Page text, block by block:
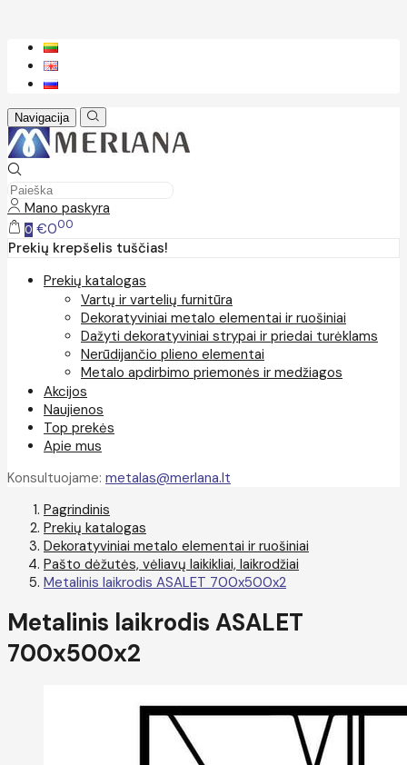
Navigacija
Mano paskyra
0 €000
Prekių krepšelis tuščias!
Prekių katalogas
Vartų ir vartelių furnitūra
Dekoratyviniai metalo elementai ir ruošiniai
Dažyti dekoratyviniai strypai ir priedai turėklams
Nerūdijančio plieno elementai
Metalo apdirbimo priemonės ir medžiagos
Akcijos
Naujienos
Top prekės
Apie mus
Konsultuojame: metalas@merlana.lt
Pagrindinis
Prekių katalogas
Dekoratyviniai metalo elementai ir ruošiniai
Pašto dėžutės, vėliavų laikikliai, laikrodžiai
Metalinis laikrodis ASALET 700x500x2
Metalinis laikrodis ASALET
700x500x2